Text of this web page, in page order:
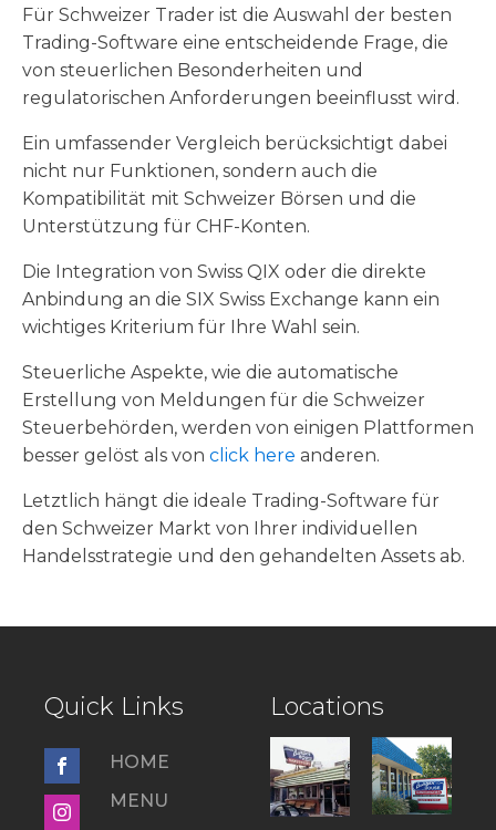
Für Schweizer Trader ist die Auswahl der besten
Trading-Software eine entscheidende Frage, die
von steuerlichen Besonderheiten und
regulatorischen Anforderungen beeinflusst wird.
Ein umfassender Vergleich berücksichtigt dabei
nicht nur Funktionen, sondern auch die
Kompatibilität mit Schweizer Börsen und die
Unterstützung für CHF-Konten.
Die Integration von Swiss QIX oder die direkte
Anbindung an die SIX Swiss Exchange kann ein
wichtiges Kriterium für Ihre Wahl sein.
Steuerliche Aspekte, wie die automatische
Erstellung von Meldungen für die Schweizer
Steuerbehörden, werden von einigen Plattformen
besser gelöst als von click here anderen.
Letztlich hängt die ideale Trading-Software für
den Schweizer Markt von Ihrer individuellen
Handelsstrategie und den gehandelten Assets ab.
Quick Links
HOME
MENU
Locations